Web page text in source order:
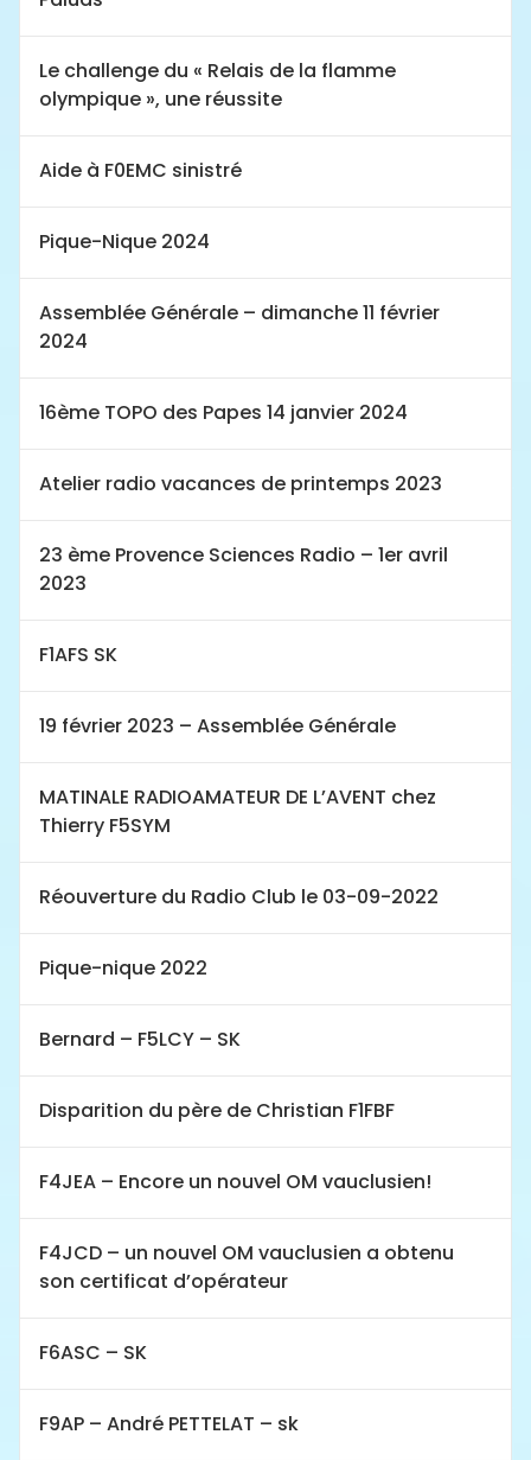
Le challenge du « Relais de la flamme
olympique », une réussite
Aide à F0EMC sinistré
Pique-Nique 2024
Assemblée Générale – dimanche 11 février
2024
16ème TOPO des Papes 14 janvier 2024
Atelier radio vacances de printemps 2023
23 ème Provence Sciences Radio – 1er avril
2023
F1AFS SK
19 février 2023 – Assemblée Générale
MATINALE RADIOAMATEUR DE L’AVENT chez
Thierry F5SYM
Réouverture du Radio Club le 03-09-2022
Pique-nique 2022
Bernard – F5LCY – SK
Disparition du père de Christian F1FBF
F4JEA – Encore un nouvel OM vauclusien!
F4JCD – un nouvel OM vauclusien a obtenu
son certificat d’opérateur
F6ASC – SK
F9AP – André PETTELAT – sk